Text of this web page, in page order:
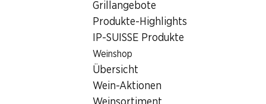
Grillangebote
Produkte-Highlights
IP-SUISSE Produkte
Weinshop
Übersicht
Wein-Aktionen
Öffnungszeiten